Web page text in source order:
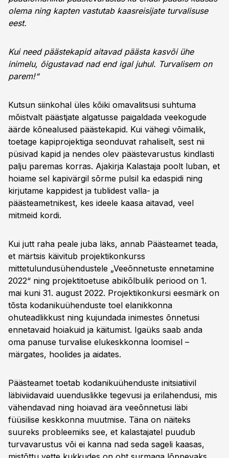
olema ning kapten vastutab kaasreisijate turvalisuse
eest.
Kui need päästekapid aitavad päästa kasvõi ühe
inimelu, õigustavad nad end igal juhul. Turvalisem on
parem!“
Kutsun siinkohal üles kõiki omavalitsusi suhtuma
mõistvalt päästjate algatusse paigaldada veekogude
äärde kõnealused päästekapid. Kui vähegi võimalik,
toetage kapiprojektiga seonduvat rahaliselt, sest nii
püsivad kapid ja nendes olev päästevarustus kindlasti
palju paremas korras. Ajakirja Kalastaja poolt luban, et
hoiame sel kapivärgil sõrme pulsil ka edaspidi ning
kirjutame kappidest ja tublidest valla- ja
päästeametnikest, kes ideele kaasa aitavad, veel
mitmeid kordi.
Kui jutt raha peale juba läks, annab Päästeamet teada,
et märtsis käivitub projektikonkurss
mittetulundusühendustele „Veeõnnetuste ennetamine
2022“ ning projektitoetuse abikõlbulik periood on 1.
mai kuni 31. august 2022. Projektikonkursi eesmärk on
tõsta kodanikuühenduste toel elanikkonna
ohuteadlikkust ning kujundada inimestes õnnetusi
ennetavaid hoiakuid ja käitumist. Igaüks saab anda
oma panuse turvalise elukeskkonna loomisel –
märgates, hoolides ja aidates.
Päästeamet toetab kodanikuühenduste initsiatiivil
läbiviidavaid uuenduslikke tegevusi ja erilahendusi, mis
vähendavad ning hoiavad ära veeõnnetusi läbi
füüsilise keskkonna muutmise. Täna on näiteks
suureks probleemiks see, et kalastajatel puudub
turvavarustus või ei kanna nad seda sageli kaasas,